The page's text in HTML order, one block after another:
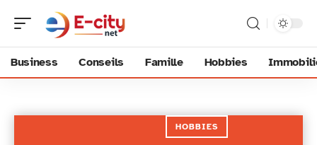
Business Conseils Famille Hobbies
HOBBIES